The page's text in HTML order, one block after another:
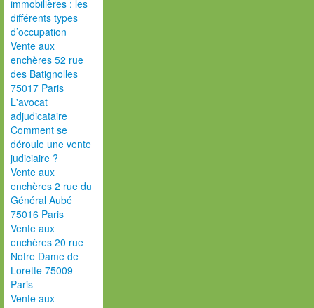
immobilières : les
différents types
d’occupation
Vente aux
enchères 52 rue
des Batignolles
75017 Paris
L'avocat
adjudicataire
Comment se
déroule une vente
judiciaire ?
Vente aux
enchères 2 rue du
Général Aubé
75016 Paris
Vente aux
enchères 20 rue
Notre Dame de
Lorette 75009
Paris
Vente aux